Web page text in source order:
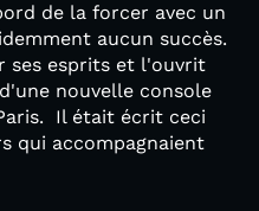
de la forcer avec un
aucun succès.
ses esprits et l'ouvrit
nouvelle console
Il était écrit ceci
qui accompagnaient